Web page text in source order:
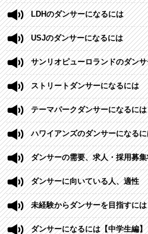
LDHのダンサーになるには
USJのダンサーになるには
サンリオピューロランドのダン
ストリートダンサーになるには
テーマパークダンサーになるには
ハワイアンズのダンサーになる
ダンサーの需要、求人・採用募
ダンサーに向いている人、適性
未経験からダンサーを目指すには
ダンサーになるには【中学生編】